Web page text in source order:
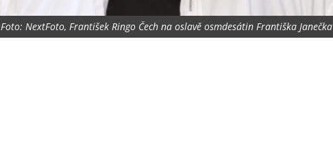
Foto: NextFoto, František Ringo Čech na oslavě osmdesátin Františka Janečka